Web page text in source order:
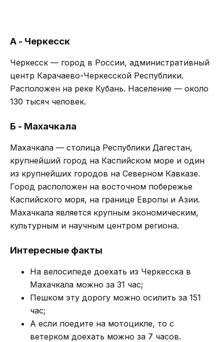
А - Черкесск
Черкесск — город в России, административный
центр Карачаево-Черкесской Республики.
Расположен на реке Кубань. Население — около
130 тысяч человек.
Б - Махачкала
Махачкала — столица Республики Дагестан,
крупнейший город на Каспийском море и один
из крупнейших городов на Северном Кавказе.
Город расположен на восточном побережье
Каспийского моря, на границе Европы и Азии.
Махачкала является крупным экономическим,
культурным и научным центром региона.
Интересные факты
На велосипеде доехать из Черкесска в
Махачкала можно за 31 час;
Пешком эту дорогу можно осилить за 151
час;
А если поедите на мотоцикле, то с
ветерком доехать можно за 7 часов.